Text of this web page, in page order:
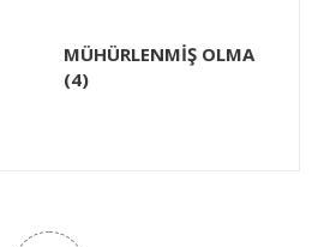
MÜHÜRLENMİŞ OLMA
(4)